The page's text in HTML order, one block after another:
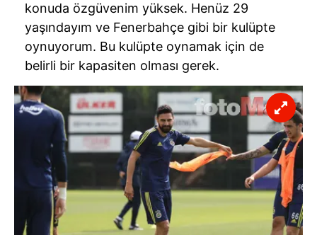
konuda özgüvenim yüksek. Henüz 29
yaşındayım ve Fenerbahçe gibi bir kulüpte
oynuyorum. Bu kulüpte oynamak için de
belirli bir kapasiten olması gerek.